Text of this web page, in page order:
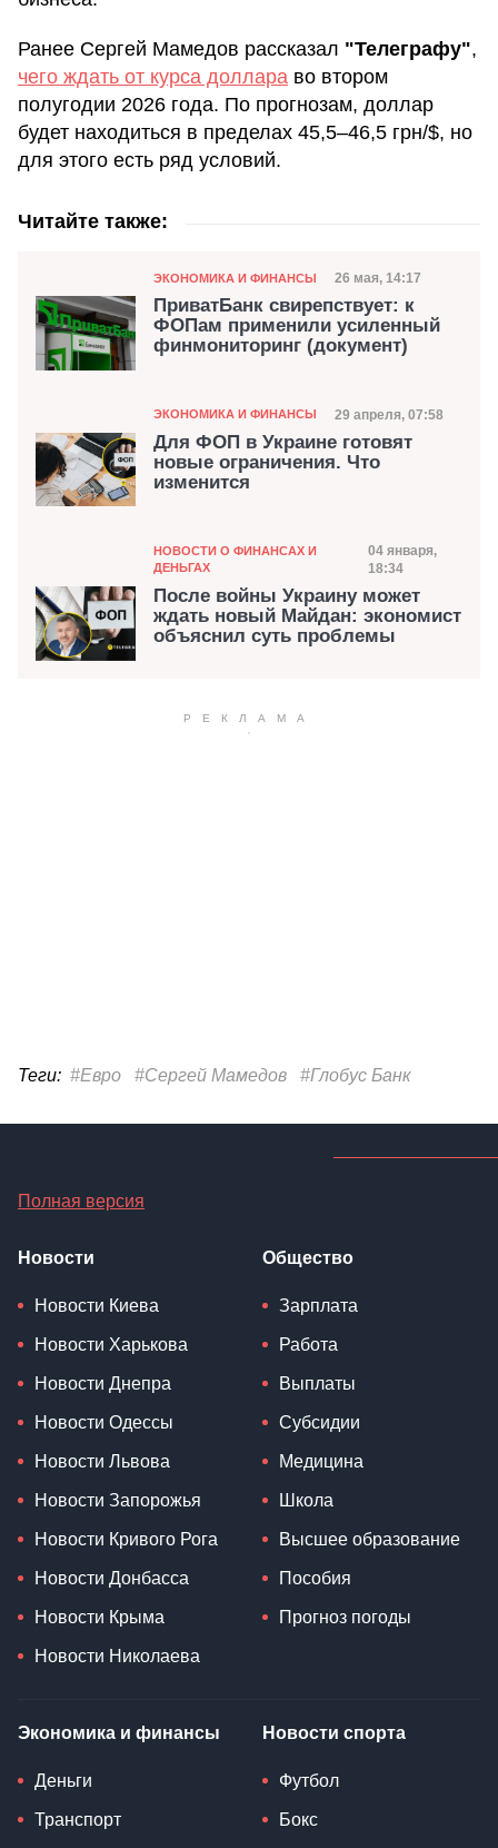
Ранее Сергей Мамедов рассказал "Телеграфу",
чего ждать от курса доллара во втором
полугодии 2026 года. По прогнозам, доллар
будет находиться в пределах 45,5–46,5 грн/$, но
для этого есть ряд условий.
Читайте также:
Категория
ЭКОНОМИКА И ФИНАНСЫ Дата публикации
26 мая, 14:17
ПриватБанк свирепствует: к
ФОПам применили усиленный
финмониторинг (документ)
Категория
ЭКОНОМИКА И ФИНАНСЫ Дата публикации
29 апреля, 07:58
Для ФОП в Украине готовят
новые ограничения. Что
изменится
Категория
НОВОСТИ О ФИНАНСАХ И
ДЕНЬГАХ
Дата
04 января,
18:34
После войны Украину может
ждать новый Майдан: экономист
объяснил суть проблемы
Теги: #Евро #Сергей Мамедов #Глобус Банк
Полная версия
Новости
Новости Киева
Новости Харькова
Новости Днепра
Новости Одессы
Новости Львова
Новости Запорожья
Новости Кривого Рога
Новости Донбасса
Новости Крыма
Новости Николаева
Общество
Зарплата
Работа
Выплаты
Субсидии
Медицина
Школа
Высшее образование
Пособия
Прогноз погоды
Экономика и финансы
Деньги
Транспорт
Новости спорта
Футбол
Бокс